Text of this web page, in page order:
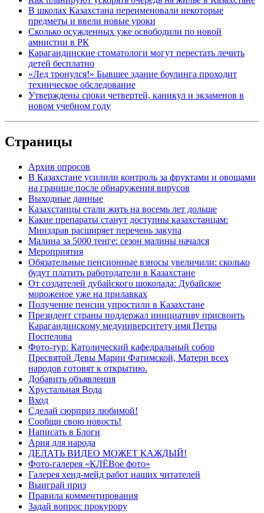
В школах Казахстана переименовали некоторые
предметы и ввели новые уроки
Сколько осужденных уже освободили по новой
амнистии в РК
Карагандинские стоматологи могут перестать лечить
детей бесплатно
«Лед тронулся!» Бывшее здание боулинга проходит
техническое обследование
Утверждены сроки четвертей, каникул и экзаменов в
новом учебном году
Страницы
Архив опросов
В Казахстане усилили контроль за фруктами и овощами
на границе после обнаружения вирусов
Выходные данные
Казахстанцы стали жить на восемь лет дольше
Какие препараты станут доступны казахстанцам:
Минздрав расширяет перечень закупа
Малина за 5000 тенге: сезон малины начался
Мероприятия
Обязательные пенсионные взносы увеличили: сколько
будут платить работодатели в Казахстане
От создателей дубайского шоколада: Дубайское
мороженое уже на прилавках
Получение пенсии упростили в Казахстане
Президент страны поддержал инициативу присвоить
Карагандинскому медуниверситету имя Петра
Поспелова
Фото-тур: Католический кафедральный собор
Пресвятой Девы Марии Фатимской, Матери всех
народов готовят к открытию.
Добавить объявления
Хрустальная Вода
Вход
Сделай сюрприз любимой!
Сообщи свою новость!
Написать в Блоги
Ария для народа
ДЕЛАТЬ ВИДЕО МОЖЕТ КАЖДЫЙ!
Фото-галерея «КЛЁВое фото»
Галерея хенд-мейд работ наших читателей
Выиграй приз
Правила комментирования
Задай вопрос прокурору